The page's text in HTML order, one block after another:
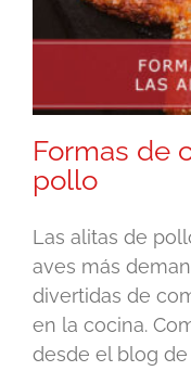
Formas de
pollo
Las alitas de
aves más
divertidas de
en la cocina.
desde el blog de